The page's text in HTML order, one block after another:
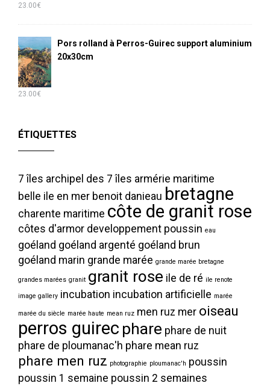
23.00€
Pors rolland à Perros-Guirec support aluminium
20x30cm
23.00€
ÉTIQUETTES
7 îles archipel des 7 îles armérie maritime
belle ile en mer benoit danieau bretagne
charente maritime côte de granit rose
côtes d'armor developpement poussin eau
goéland goéland argenté goéland brun
goéland marin grande marée grande marée bretagne
grandes marées granit granit rose ile de ré ile renote
image gallery incubation incubation artificielle marée
marée du siècle marée haute mean ruz men ruz mer oiseau
perros guirec phare phare de nuit
phare de ploumanac'h phare mean ruz
phare men ruz photographie ploumanac'h poussin
poussin 1 semaine poussin 2 semaines